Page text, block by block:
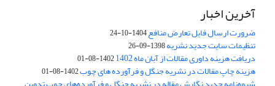
آخرین اخبار
ضرورت ارسال فایل تعارض منافع1404-10-24
تنظیمات سایت جدید نشریه1398-09-26
دریافت هزینه داوری مقالات از آبان ماه 1402 1402-08-01
هزینه چاپ مقالات در نشریه جنگل و فرآورده های چوب1402-08-01